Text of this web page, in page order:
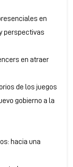
en
perspectivas
en atraer
de los juegos
gobierno a la
hacia una